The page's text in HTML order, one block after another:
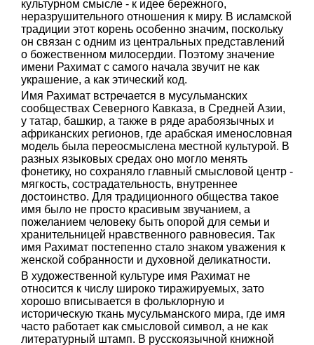
культурном смысле - к идее бережного,
неразрушительного отношения к миру. В исламской
традиции этот корень особенно значим, поскольку
он связан с одним из центральных представлений
о божественном милосердии. Поэтому значение
имени Рахимат с самого начала звучит не как
украшение, а как этический код.
Имя Рахимат встречается в мусульманских
сообществах Северного Кавказа, в Средней Азии,
у татар, башкир, а также в ряде арабоязычных и
африканских регионов, где арабская именословная
модель была переосмыслена местной культурой. В
разных языковых средах оно могло менять
фонетику, но сохраняло главный смысловой центр -
мягкость, сострадательность, внутреннее
достоинство. Для традиционного общества такое
имя было не просто красивым звучанием, а
пожеланием человеку быть опорой для семьи и
хранительницей нравственного равновесия. Так
имя Рахимат постепенно стало знаком уважения к
женской собранности и духовной деликатности.
В художественной культуре имя Рахимат не
относится к числу широко тиражируемых, зато
хорошо вписывается в фольклорную и
историческую ткань мусульманского мира, где имя
часто работает как смысловой символ, а не как
литературный штамп. В русскоязычной книжной